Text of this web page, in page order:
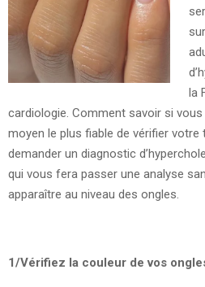
la
cardiologie. Comment savoir si
moyen le plus fiable de vérifier
demander un diagnostic
qui vous fera passer une analyse
apparaître au niveau des ongles.
1/Vérifiez la couleur de vos